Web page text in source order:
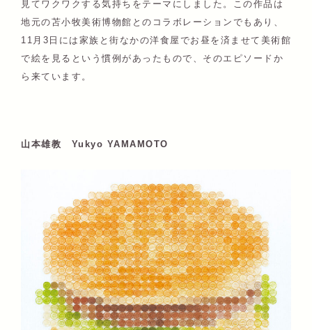
見てワクワクする気持ちをテーマにしました。この作品は
地元の苫小牧美術博物館とのコラボレーションでもあり、
11月3日には家族と街なかの洋食屋でお昼を済ませて美術館
で絵を見るという慣例があったもので、そのエピソードか
ら来ています。
山本雄教 Yukyo YAMAMOTO